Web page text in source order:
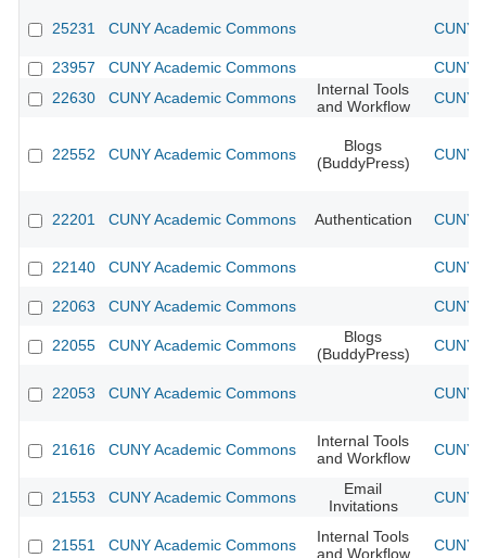
25231 CUNY Academic Commons CUNY
23957 CUNY Academic Commons
CUNY
22630
CUNY Academic Commons
Internal Tools
and Workflow
CUNY
22552 CUNY Academic Commons
Blogs
(BuddyPress)
CUNY
22201 CUNY Academic Commons Authentication CUNY
22140 CUNY Academic Commons CUNY
22063 CUNY Academic Commons CUNY
22055 CUNY Academic Commons
Blogs
(BuddyPress)
CUNY
22053 CUNY Academic Commons CUNY
21616 CUNY Academic Commons
Internal Tools
and Workflow
CUNY
21553 CUNY Academic Commons
Email
Invitations
CUNY
21551 CUNY Academic Commons
Internal Tools
and Workflow
CUNY